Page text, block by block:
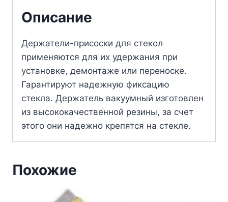
Описание
Держатели-присоски для стекол
применяются для их удержания при
установке, демонтаже или переноске.
Гарантируют надежную фиксацию
стекла. Держатель вакуумный изготовлен
из высококачественной резины, за счет
этого они надежно крепятся на стекле.
Похожие